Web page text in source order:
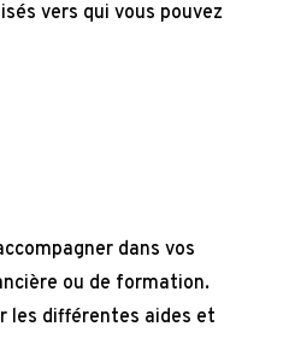
vers qui vous pouvez
dans vos
ou de formation.
les différentes aides et